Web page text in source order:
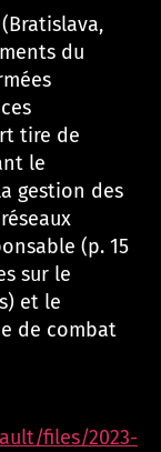
du
tire de
le
gestion des
(p. 15
sur le
et le
de combat
files/2023-